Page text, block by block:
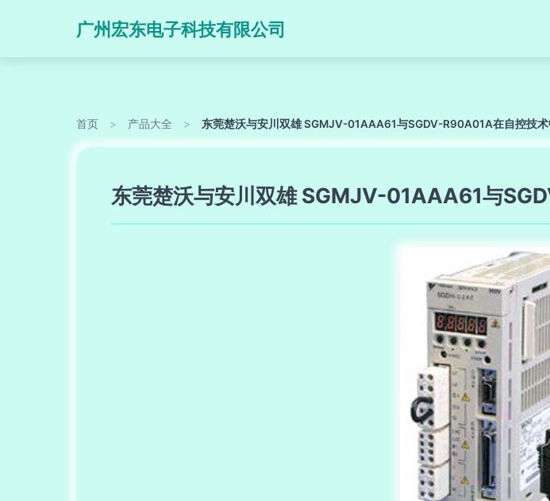
广州宏东电子科技有限公司
首页 > 产品大全 > 东莞楚沃与安川双雄 SGMJV-01AAA61与SGDV-R90A01A在自控技
东莞楚沃与安川双雄 SGMJV-01AAA61与